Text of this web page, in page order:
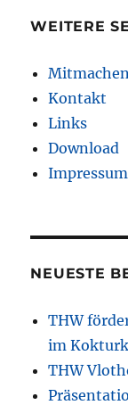
WEITERE
Kontakt
Links
Download
Impressum
NEUESTE
THW
im
THW